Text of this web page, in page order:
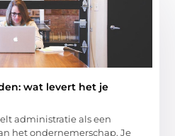
wat levert het je
administratie als een
het ondernemerschap. Je